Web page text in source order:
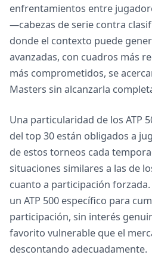
enfrentamientos entre
—cabezas de serie contra
donde el contexto puede
avanzadas, con cuadros más
más comprometidos, se
Masters sin alcanzarla
Una particularidad de los ATP
del top 30 están obligados a
de estos torneos cada
situaciones similares a las de
cuanto a participación
un ATP 500 específico para
participación, sin interés
favorito vulnerable que el
descontando adecuadamente.